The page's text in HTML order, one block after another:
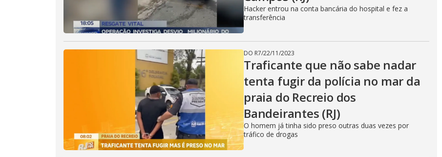
i
d
e
o
Hacker entrou na conta bancária do hospital e fez a
transferência
DO R7/22/11/2023
Traficante que não sabe nadar
tenta fugir da polícia no mar da
praia do Recreio dos
Bandeirantes (RJ)
O homem já tinha sido preso outras duas vezes por
tráfico de drogas